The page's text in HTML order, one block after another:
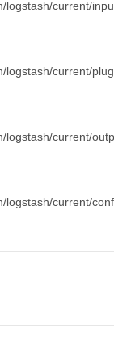
logstash/current/
logstash/current/
logstash/current/
logstash/current/